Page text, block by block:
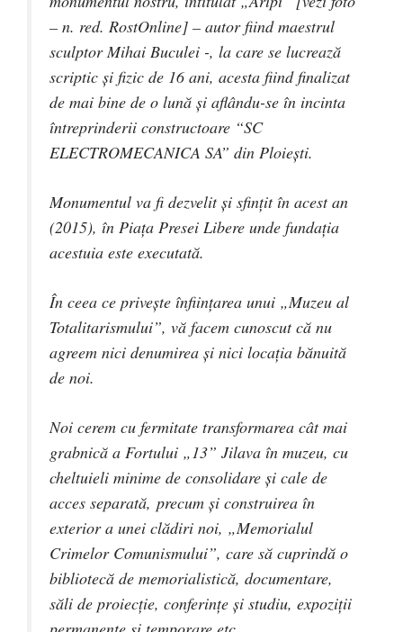
– n. red. RostOnline] – autor fiind maestrul
sculptor Mihai Buculei -, la care se lucrează
scriptic și fizic de 16 ani, acesta fiind finalizat
de mai bine de o lună şi aflându-se în incinta
întreprinderii constructoare “SC
ELECTROMECANICA SA” din Ploiești.
Monumentul va fi dezvelit și sfințit în acest an
(2015), în Piaţa Presei Libere unde fundaţia
acestuia este executată.
În ceea ce privește înființarea unui „Muzeu al
Totalitarismului”, vă facem cunoscut că nu
agreem nici denumirea și nici locația bănuită
de noi.
Noi cerem cu fermitate transformarea cât mai
grabnică a Fortului „13” Jilava în muzeu, cu
cheltuieli minime de consolidare și cale de
acces separată, precum și construirea în
exterior a unei clădiri noi, „Memorialul
Crimelor Comunismului”, care să cuprindă o
bibliotecă de memorialistică, documentare,
săli de proiecție, conferințe și studiu, expoziții